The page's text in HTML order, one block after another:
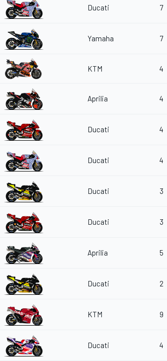
Ducati 7
Yamaha 7
KTM 4
Aprilia 4
Ducati 4
Ducati 4
Ducati 3
Ducati 3
Aprilia 5
Ducati 2
KTM 9
Ducati 4